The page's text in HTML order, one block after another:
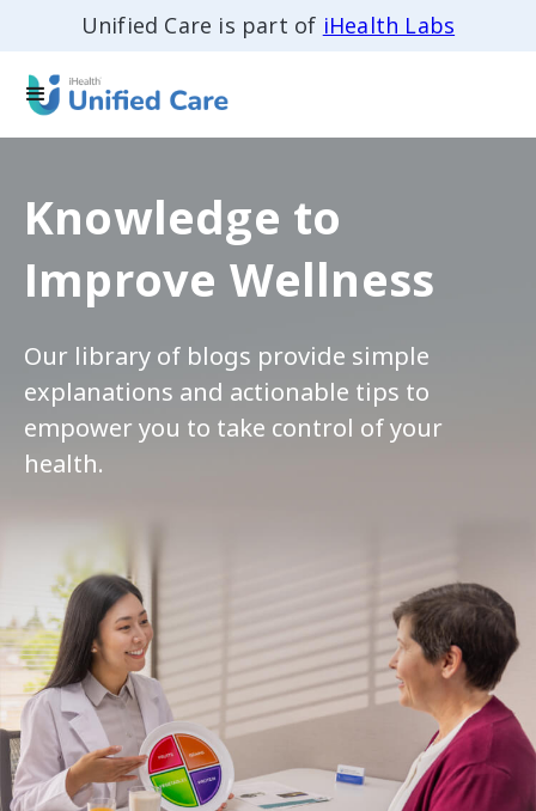
Unified Care is part of iHealth Labs
Knowledge to
Improve Wellness
Our library of blogs provide simple
explanations and actionable tips to
empower you to take control of your
health.